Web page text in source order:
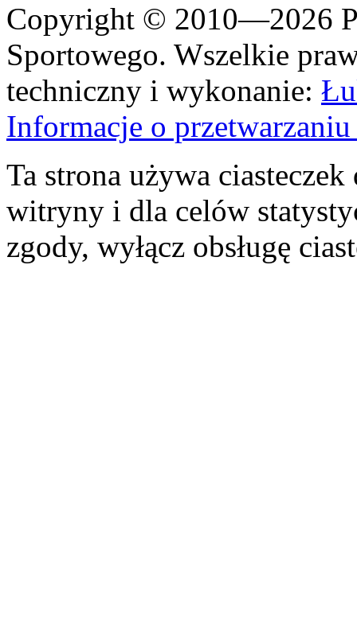
Copyright © 2010—2026
Sportowego. Wszelkie
techniczny i wykonanie:
Informacje o
Ta strona używa
witryny i dla celów
zgody, wyłącz obsługę